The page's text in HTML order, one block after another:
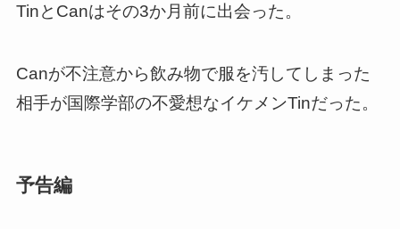
TinとCanはその3か月前に出会った。
Canが不注意から飲み物で服を汚してしまった
相手が国際学部の不愛想なイケメンTinだった。
予告編